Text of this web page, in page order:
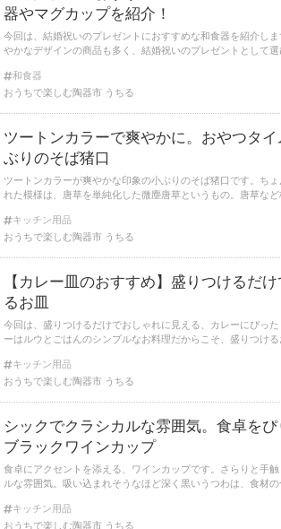
器やマグカップを紹介！
今回は、結婚祝いのプレゼントにおすすめな和食器を紹介し
やかなデザインの商品も多く、結婚祝いのプレゼントとして選
ぶ方も増えています。
和食器
おうちで楽しむ陶器市 うちる
ツートンカラーで爽やかに。おやつタ
ぶりのそば猪口
ツートンカラーが爽やかな印象の小ぶりのそば猪口です。ち
れた模様は、唐草を単純化した微塵唐草というもの。唐草など
が涼し気。
キッチン用品
おうちで楽しむ陶器市 うちる
【カレー皿のおすすめ】盛りつけるだ
るお皿
今回は、盛りつけるだけでおしゃれに見える、カレーにぴっ
ーはルウとごはんのシンプルなお料理だからこそ、盛りつける
うつわをご紹介します。
キッチン用品
おうちで楽しむ陶器市 うちる
シックでクラシカルな雰囲気。食卓を
ブラックワインカップ
食卓にアクセントを添える、ワインカップです。さらりと手
ルな雰囲気。吸い込まれそうなほど深く黒いうつわは、食材の
キッチン用品
おうちで楽しむ陶器市 うちる